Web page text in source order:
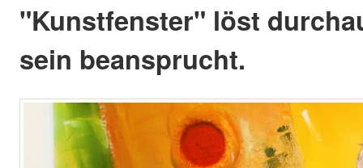
"Kunstfenster" löst
sein beansprucht.